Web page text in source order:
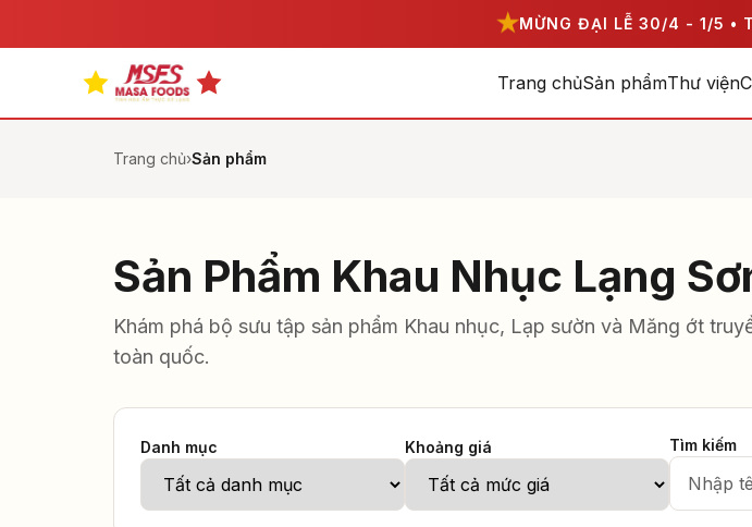
★MỪNG ĐẠI LỄ 30/4 - 1/5 •
Trang chủSản phẩmThư viện
Trang chủ›Sản phẩm
Sản Phẩm Khau Nhục Lạng
Khám phá bộ sưu tập sản phẩm Khau nhục, Lạp sườn và Măng ớt
toàn quốc.
Danh mục Khoảng giá Tìm kiếm